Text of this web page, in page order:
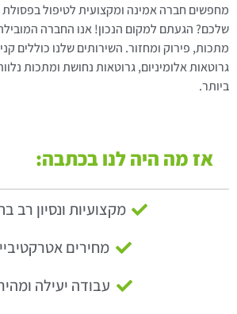
מחפשים חברה אמינה ומקצועית לטיפול
שלכם? הגעתם למקום הנכון! אנו החברה
מתכות, פירוק ומחזור. השירותים שלנו כוללים
גרוטאות אלומיניום, גרוטאות נחושת ומתכות
ביותר.
אז מה היה לנו בכתבה:
מקצועיות ונסיון רב
מחירים
עבודה יעילה